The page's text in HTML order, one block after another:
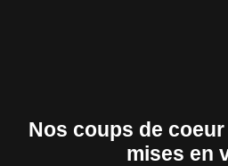
Nos coups de
mises en